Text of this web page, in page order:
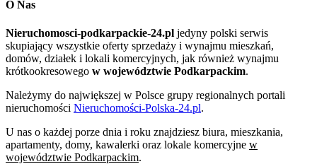
O Nas
Nieruchomosci-podkarpackie-24.pl jedyny polski serwis
skupiający wszystkie oferty sprzedaży i wynajmu mieszkań,
domów, działek i lokali komercyjnych, jak również wynajmu
krótkookresowego w województwie Podkarpackim.
Należymy do największej w Polsce grupy regionalnych portali
nieruchomości Nieruchomości-Polska-24.pl.
U nas o każdej porze dnia i roku znajdziesz biura, mieszkania,
apartamenty, domy, kawalerki oraz lokale komercyjne w
województwie Podkarpackim.